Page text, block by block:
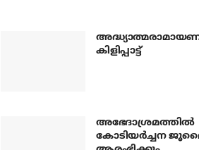
കിളിപ്പാട്ട്
അഭേദാശ്രമത്തില്‍
കോടിയര്‍ച്ചന